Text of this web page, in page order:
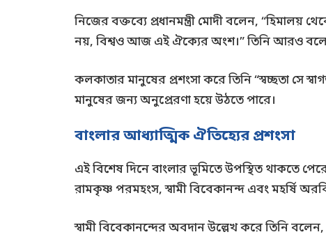
নিজের বক্তব্যে প্রধানমন্ত্রী মোদী বলেন, “হিমালয়
নয়, বিশ্বও আজ এই ঐক্যের অংশ।” তিনি আরও
কলকাতার মানুষের প্রশংসা করে তিনি “স্বচ্ছতা সে
মানুষের জন্য অনুপ্রেরণা হয়ে উঠতে পারে।
বাংলার আধ্যাত্মিক ঐতিহ্যের প্রশংসা
এই বিশেষ দিনে বাংলার ভূমিতে উপস্থিত থাকতে
রামকৃষ্ণ পরমহংস, স্বামী বিবেকানন্দ এবং মহর্ষি
স্বামী বিবেকানন্দের অবদান উল্লেখ করে তিনি